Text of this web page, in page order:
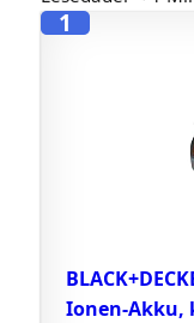
1
Ionen-Akku,